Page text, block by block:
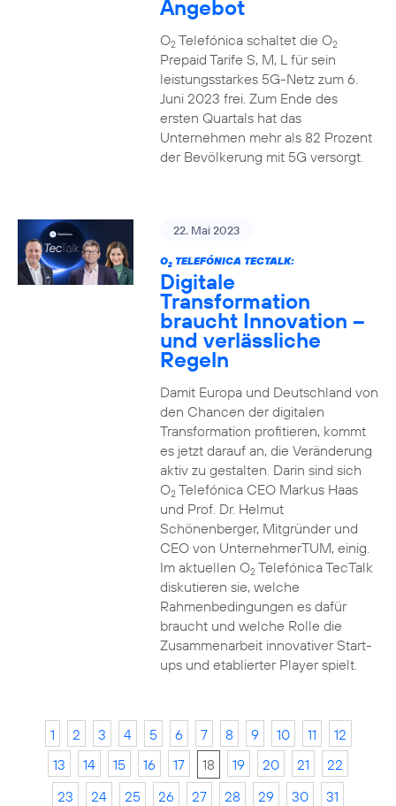
Angebot
O2Telefónica schaltet die O2
Prepaid Tarife S, M, L für sein
leistungsstarkes 5G-Netz zum 6.
Juni 2023 frei. Zum Ende des
ersten Quartals hat das
Unternehmen mehr als 82 Prozent
der Bevölkerung mit 5G versorgt.
22. Mai 2023
O2TELEFÓNICA TECTALK:
Digitale
Transformation
braucht Innovation –
und verlässliche
Regeln
Damit Europa und Deutschland von
den Chancen der digitalen
Transformation profitieren, kommt
es jetzt darauf an, die Veränderung
aktiv zu gestalten. Darin sind sich
O2Telefónica CEO Markus Haas
und Prof. Dr. Helmut
Schönenberger, Mitgründer und
CEO von UnternehmerTUM, einig.
Im aktuellen O2Telefónica TecTalk
diskutieren sie, welche
Rahmenbedingungen es dafür
braucht und welche Rolle die
Zusammenarbeit innovativer Start-
ups und etablierter Player spielt.
1 2 3 4 5 6 7 8 9 10 11
12
13
14 15 16 17 18 19 20 21
22
23
24 25 26 27 28 29 30
31